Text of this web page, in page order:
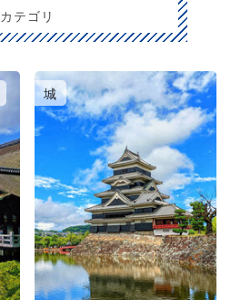
カテゴリ
城